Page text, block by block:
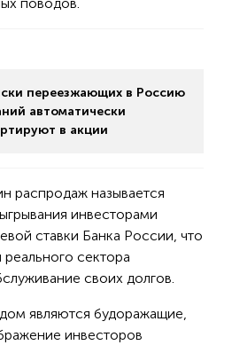
переезжающих в Россию
автоматически
в акции
распродаж называется
инвесторами
ставки Банка России, что
реального сектора
своих долгов.
являются будоражащие,
инвесторов